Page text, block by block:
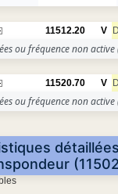
11512.20 V
ou fréquence non active
11520.70 V
ou fréquence non active